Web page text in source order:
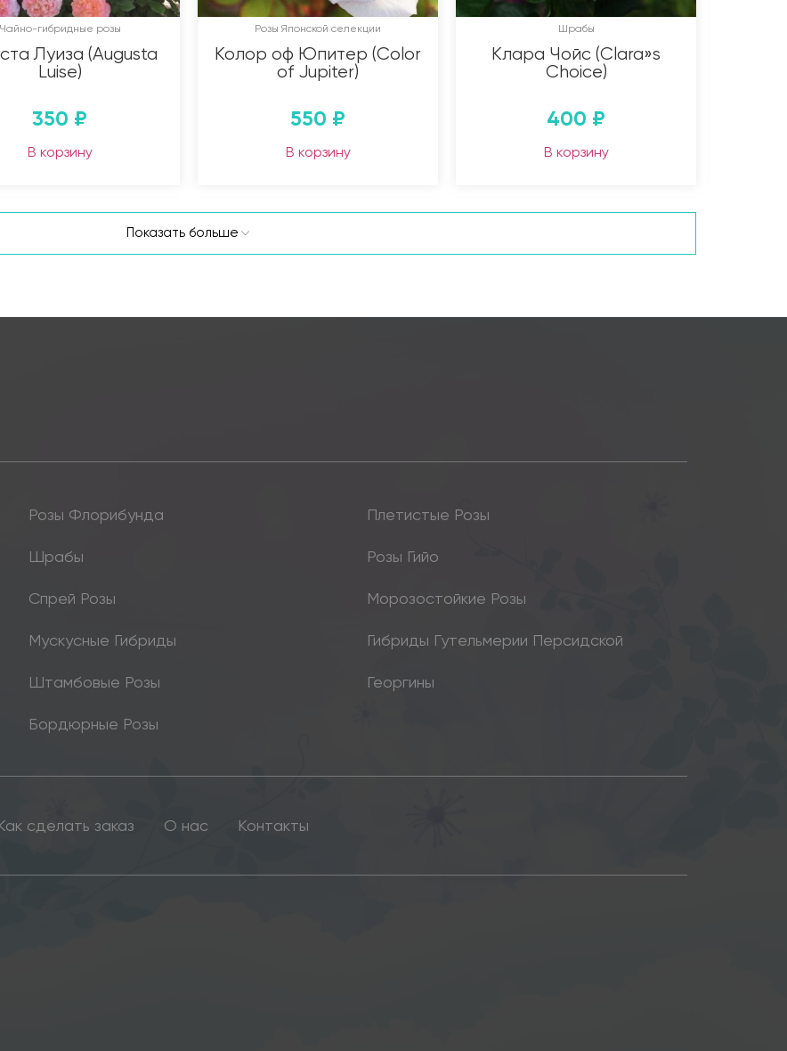
Чайно-гибридные розы
Луиза (Augusta
Luise)
350 ₽
В корзину
Розы Японской селекции
Колор оф Юпитер (Color
of Jupiter)
550 ₽
В корзину
Шрабы
Клара Чойс (Clara»s
Choice)
400 ₽
В корзину
Показать больше
Розы Флорибунда Плетистые Розы
Шрабы Розы Гийо
Спрей Розы Морозостойкие Розы
Мускусные Гибриды Гибриды Гутельмерии Персидской
Штамбовые Розы Георгины
Бордюрные Розы
сделать заказ О нас Контакты